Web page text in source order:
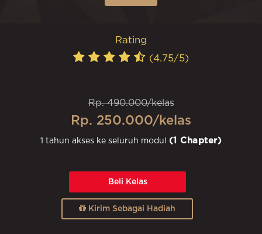
Rating
(4.75/5)
Rp. 490.000/kelas
Rp. 250.000/kelas
1 tahun akses ke seluruh modul (1 Chapter)
Beli Kelas
Kirim Sebagai Hadiah